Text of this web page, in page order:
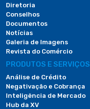
Diretoria
Conselhos
Documentos
Notícias
Galeria de Imagens
Revista do Comércio
PRODUTOS E SERVIÇOS
Análise de Crédito
Negativação e Cobrança
Inteligência de Mercado
Hub da XV